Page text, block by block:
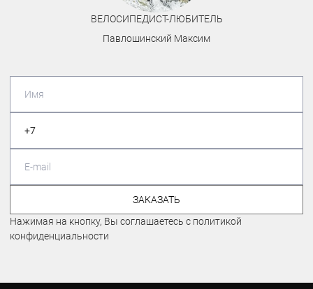
ВЕЛОСИПЕДИСТ-ЛЮБИТЕЛЬ
Павлошинский Максим
ЗАКАЗАТЬ
Нажимая на кнопку, Вы соглашаетесь с политикой
конфиденциальности